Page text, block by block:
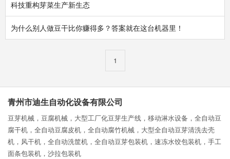
科技重构芽菜生产新生态
为什么别人做豆干比你赚得多？答案就在这台机器里！
1
青州市迪生自动化设备有限公司
豆芽机械，豆腐机械，大型工厂化豆芽生产线，移动淋水设备，全自动豆
腐干机，全自动豆腐皮机，全自动腐竹机械，大型全自动豆芽清洗去壳
机，风干机，全自动洗筐机，全自动豆芽包装机，速冻水饺包装机，手工
面条包装机，沙拉包装机